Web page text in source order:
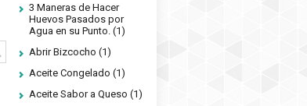
3 Maneras de Hacer
Huevos Pasados por
Agua en su Punto. (1)
Abrir Bizcocho (1)
Aceite Congelado (1)
Aceite Sabor a Queso (1)